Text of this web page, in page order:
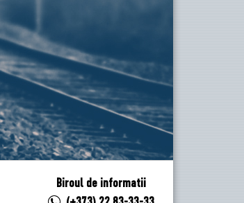
Biroul de informatii